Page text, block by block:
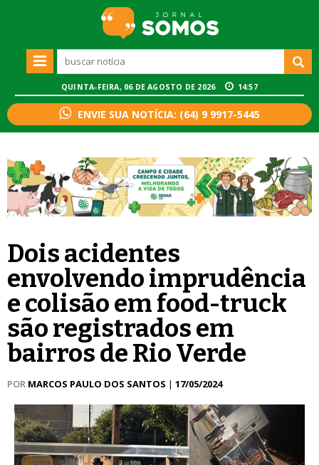
QUINTA-FEIRA, 06 DE AGOSTO DE 2026 14:57
ENVIE SUA NOTÍCIA: (64) 9 9917-5445
Dois acidentes
envolvendo imprudência
e colisão em food-truck
são registrados em
bairros de Rio Verde
POR MARCOS PAULO DOS SANTOS | 17/05/2024